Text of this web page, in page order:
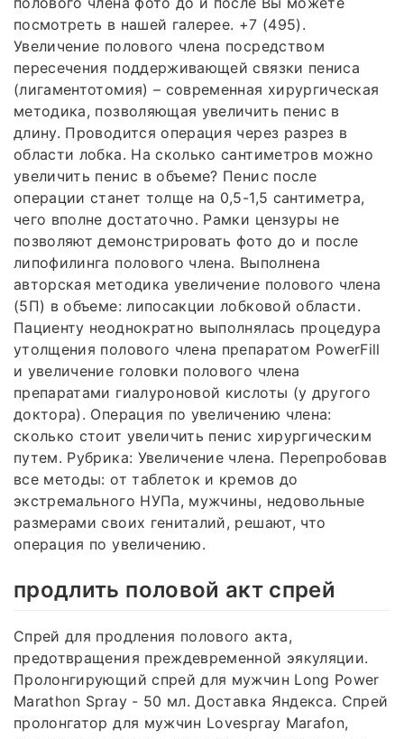
посмотреть в нашей галерее. +7 (495).
Увеличение полового члена посредством
пересечения поддерживающей связки пениса
(лигаментотомия) – современная хирургическая
методика, позволяющая увеличить пенис в
длину. Проводится операция через разрез в
области лобка. На сколько сантиметров можно
увеличить пенис в объеме? Пенис после
операции станет толще на 0,5-1,5 сантиметра,
чего вполне достаточно. Рамки цензуры не
позволяют демонстрировать фото до и после
липофилинга полового члена. Выполнена
авторская методика увеличение полового члена
(5П) в объеме: липосакции лобковой области.
Пациенту неоднократно выполнялась процедура
утолщения полового члена препаратом PowerFill
и увеличение головки полового члена
препаратами гиалуроновой кислоты (у другого
доктора). Операция по увеличению члена:
сколько стоит увеличить пенис хирургическим
путем. Рубрика: Увеличение члена. Перепробовав
все методы: от таблеток и кремов до
экстремального НУПа, мужчины, недовольные
размерами своих гениталий, решают, что
операция по увеличению.
продлить половой акт спрей
Спрей для продления полового акта,
предотвращения преждевременной эякуляции.
Пролонгирующий спрей для мужчин Long Power
Marathon Spray - 50 мл. Доставка Яндекса. Спрей
пролонгатор для мужчин Lovespray Marafon,